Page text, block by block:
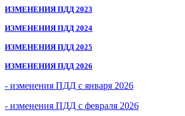
ИЗМЕНЕНИЯ ПДД 2023
ИЗМЕНЕНИЯ ПДД 2024
ИЗМЕНЕНИЯ ПДД 2025
ИЗМЕНЕНИЯ ПДД 2026
- изменения ПДД с января 2026
- изменения ПДД с февраля 2026